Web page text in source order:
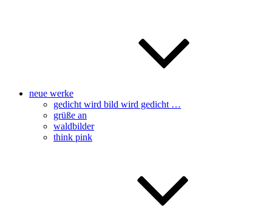
neue werke
gedicht wird bild wird gedicht …
grüße an
waldbilder
think pink